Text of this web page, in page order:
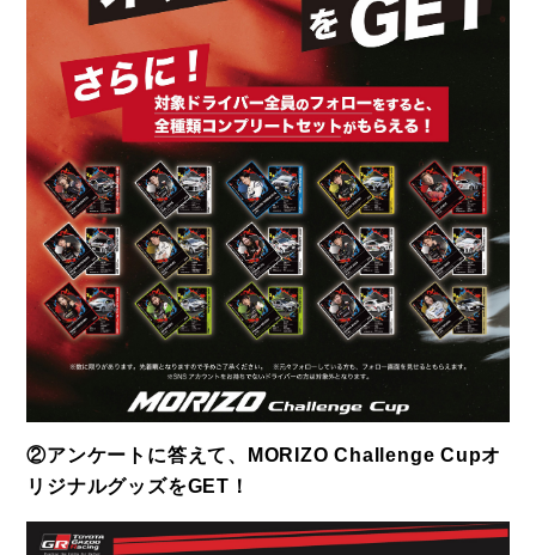
②アンケートに答えて、MORIZO Challenge Cupオ
リジナルグッズをGET！